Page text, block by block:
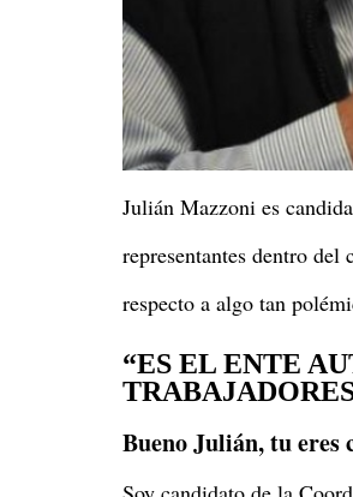
Julián Mazzoni es
representantes dentro del
respecto a algo tan
“ES EL ENTE
Bueno Julián, tu eres